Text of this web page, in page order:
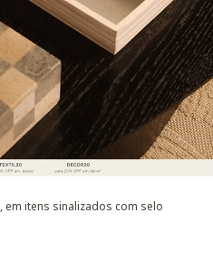
itens sinalizados com selo